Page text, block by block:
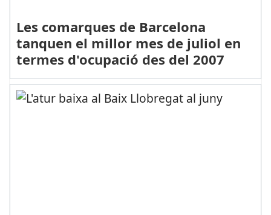
Les comarques de Barcelona
tanquen el millor mes de juliol en
termes d'ocupació des del 2007